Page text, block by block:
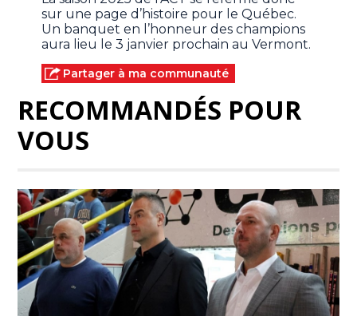
sur une page d’histoire pour le Québec.
Un banquet en l’honneur des champions
aura lieu le 3 janvier prochain au Vermont.
Partager à ma communauté
RECOMMANDÉS POUR
VOUS